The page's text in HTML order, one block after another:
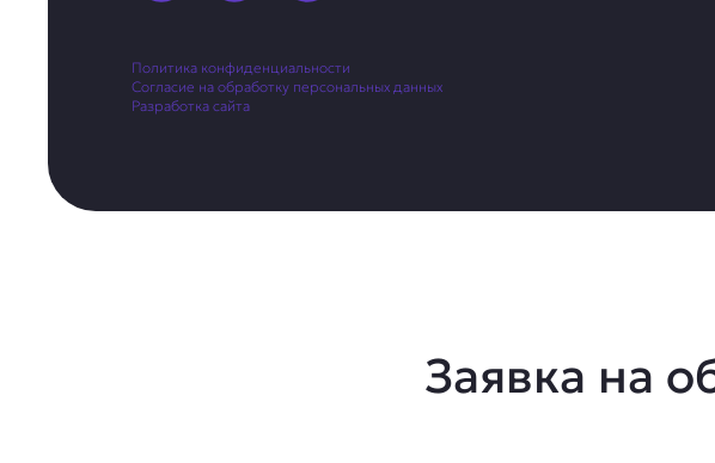
Политика конфиденциальности
Согласие на обработку персональных данных
Разработка сайта
Заявка на